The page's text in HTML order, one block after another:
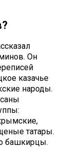
Он
казачье
народы.
татары.
башкирцы.